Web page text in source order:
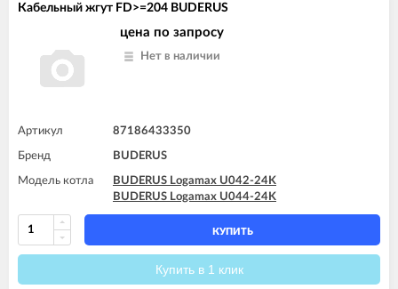
Кабельный жгут FD>=204 BUDERUS
цена по запросу
Нет в наличии
Артикул 87186433350
Бренд BUDERUS
Модель котла
BUDERUS Logamax U042-24K
BUDERUS Logamax U044-24K
КУПИТЬ
Купить в 1 клик